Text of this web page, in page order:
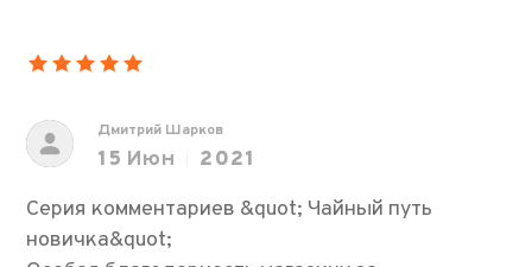
Дмитрий Шарков
15 Июн
2021
Серия комментариев &quot; Чайный путь
новичка&quot;